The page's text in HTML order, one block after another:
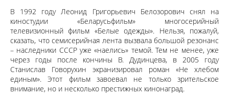
В 1992 году Леонид Григорьевич Белозорович снял на
киностудии «Беларусьфильм» многосерийный
телевизионный фильм «Белые одежды». Нельзя, пожалуй,
сказать, что семисерийная лента вызвала большой резонанс
– наследники СССР уже «наелись» темой. Тем не менее, уже
через годы после кончины В. Дудинцева, в 2005 году
Станислав Говорухин экранизировал роман «Не хлебом
единым». Этот фильм завоевал не только зрительское
внимание, но и несколько престижных кинонаград.